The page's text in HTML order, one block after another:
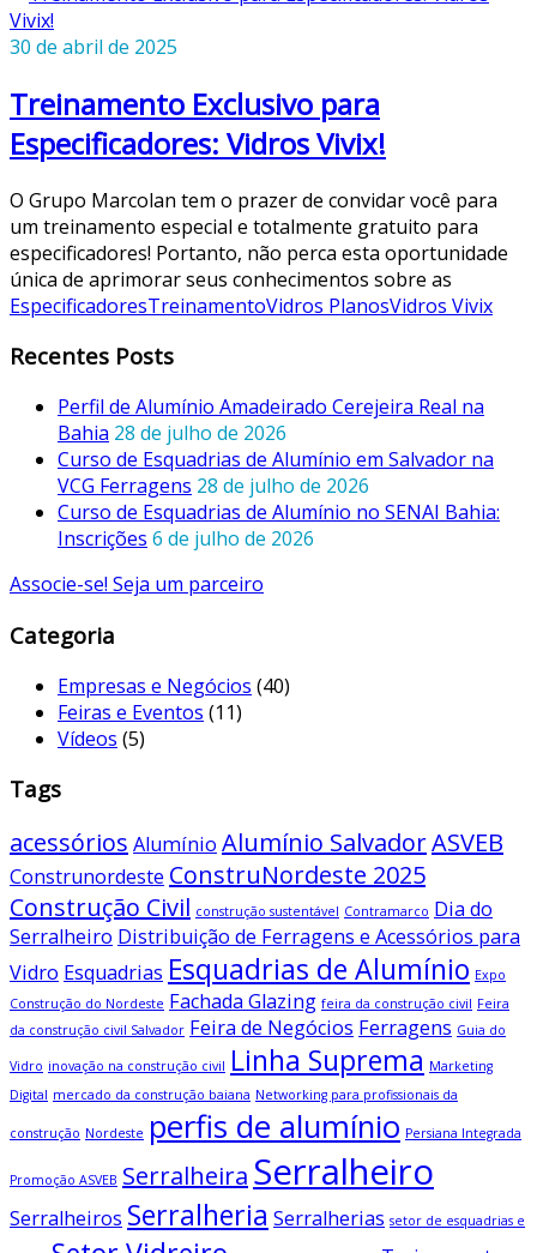
30 de abril de 2025
Treinamento Exclusivo para
Especificadores: Vidros Vivix!
O Grupo Marcolan tem o prazer de convidar você para
um treinamento especial e totalmente gratuito para
especificadores! Portanto, não perca esta oportunidade
única de aprimorar seus conhecimentos sobre as
EspecificadoresTreinamentoVidros PlanosVidros Vivix
Recentes Posts
Perfil de Alumínio Amadeirado Cerejeira Real na
Bahia 28 de julho de 2026
Curso de Esquadrias de Alumínio em Salvador na
VCG Ferragens 28 de julho de 2026
Curso de Esquadrias de Alumínio no SENAI Bahia:
Inscrições 6 de julho de 2026
Associe-se! Seja um parceiro
Categoria
Empresas e Negócios (40)
Feiras e Eventos (11)
Vídeos (5)
Tags
acessórios Alumínio Alumínio SalvadorASVEB
Construnordeste ConstruNordeste 2025
Construção Civil construção sustentável Contramarco Dia do
Serralheiro Distribuição de Ferragens e Acessórios para
Vidro Esquadrias Esquadrias de Alumínio Expo
Construção do Nordeste Fachada Glazing feira da construção civil Feira
da construção civil Salvador Feira de Negócios Ferragens Guia do
Vidro inovação na construção civil Linha Suprema Marketing
Digital mercado da construção baiana Networking para profissionais da
construção Nordeste perfis de alumínio Persiana Integrada
Promoção ASVEB Serralheira Serralheiro
Serralheiros Serralheria Serralherias setor de esquadrias e